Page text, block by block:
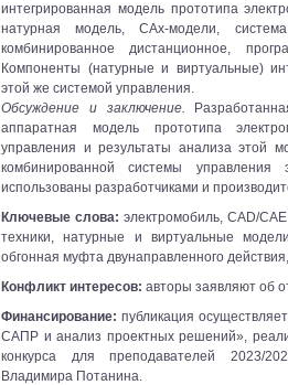
интегрированная модель прототипа
натурная модель, CAx-модели,
комбинированное дистанционное,
Компоненты (натурные и виртуальные)
этой же системой управления.
Обсуждение и заключение.
аппаратная модель прототипа
управления и результаты анализа этой
комбинированной системы
использованы разработчиками и
Ключевые слова: электромобиль, CAD/
техники, натурные и виртуальные
обгонная муфта двунаправленного
Конфликт интересов: авторы заявляют об
Финансирование:публикация
САПР и анализ проектных решений»,
конкурса для преподавателей 2023/
Владимира Потанина.